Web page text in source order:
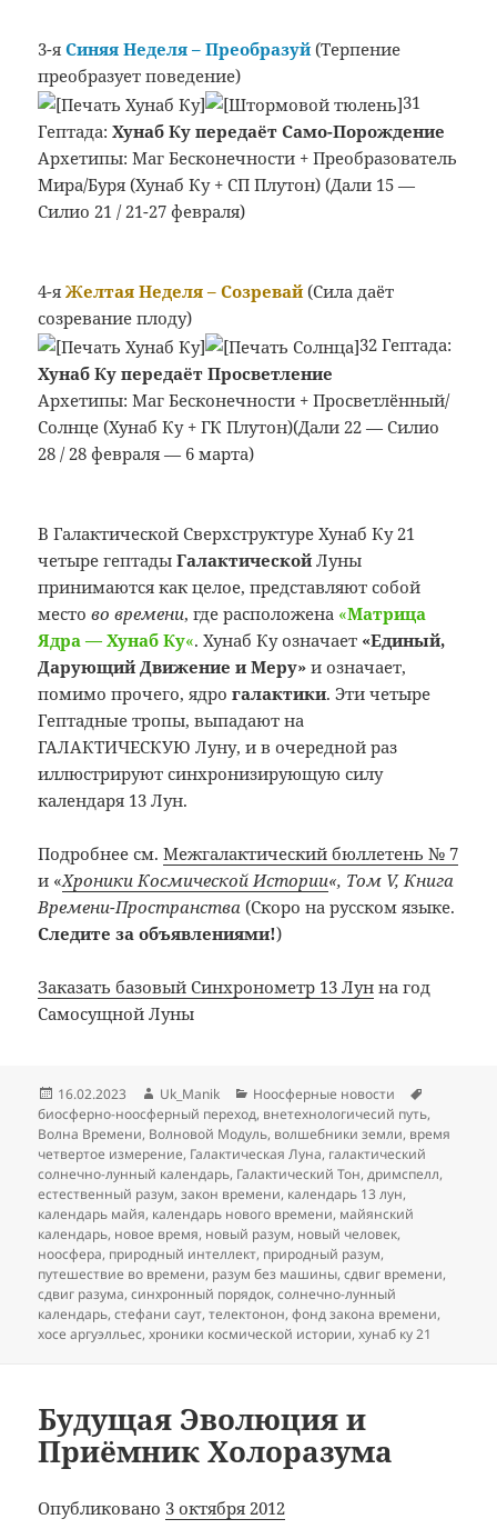
3-яСиняя Неделя– Преобразуй (Терпение
преобразует поведение)
31
Гептада:Хунаб Ку передаёт Само-Порождение
Архетипы: Маг Бесконечности + Преобразователь
Мира/Буря (Хунаб Ку + СП Плутон) (Дали 15 —
Силио 21 / 21-27 февраля)
4-яЖелтая Неделя– Созревай (Сила даёт
созревание плоду)
32 Гептада:
Хунаб Ку передаёт Просветление
Архетипы: Маг Бесконечности + Просветлённый/
Солнце (Хунаб Ку + ГК Плутон)(Дали 22 — Силио
28 / 28 февраля — 6 марта)
В Галактической Сверхструктуре Хунаб Ку 21
четыре гептадыГалактической Луны
принимаются как целое, представляют собой
местово времени, где расположена «Матрица
Ядра — Хунаб Ку«. Хунаб Ку означает «Единый,
Дарующий Движение и Меру» и означает,
помимо прочего, ядрогалактики. Эти четыре
Гептадные тропы, выпадают на
ГАЛАКТИЧЕСКУЮ Луну, и в очередной раз
иллюстрируют синхронизирующую силу
календаря 13 Лун.
Подробнее см.Межгалактический бюллетень № 7
и «Хроники Космической Истории«, Том V, Книга
Времени-Пространства(Скоро на русском языке.
Следите за объявлениями!)
Заказать базовый Синхронометр 13 Лун на год
Самосущной Луны
Опубликовано
16.02.2023 Автор
Uk_Manik Рубрики
Ноосферные новости
биосферно-ноосферный переход, внетехнологичесий путь,
Волна Времени, Волновой Модуль, волшебники земли, время
четвертое измерение, Галактическая Луна, галактический
солнечно-лунный календарь, Галактический Тон,дримспелл,
естественный разум,закон времени, календарь 13 лун,
календарь майя, календарь нового времени, майянский
календарь, новое время, новый разум, новый человек,
ноосфера, природный интеллект, природный разум,
путешествие во времени, разум без машины,сдвиг времени,
сдвиг разума,синхронный порядок,солнечно-лунный
календарь,стефани саут,телектонон,фонд закона времени,
хосе аргуэлльес,хроники космической истории,хунаб ку 21
Будущая Эволюция и
Приёмник Холоразума
Опубликовано 3 октября 2012